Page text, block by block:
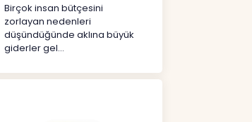
Birçok insan bütçesini
zorlayan nedenleri
düşündüğünde aklına büyük
giderler gel...